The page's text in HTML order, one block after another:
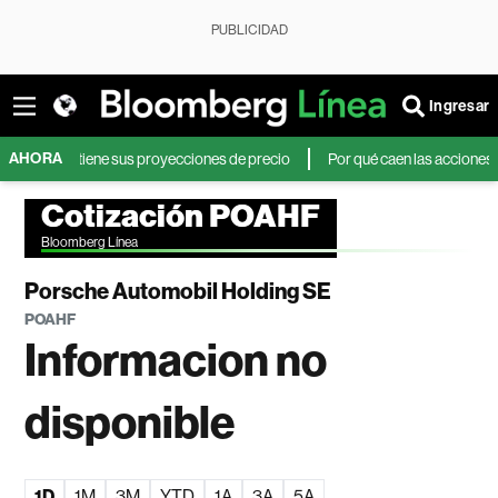
PUBLICIDAD
Ingresar
AHORA
mantiene sus proyecciones de precio Por qué caen las acciones de
Cotización POAHF
Bloomberg Línea
Porsche Automobil Holding SE
POAHF
Informacion no
disponible